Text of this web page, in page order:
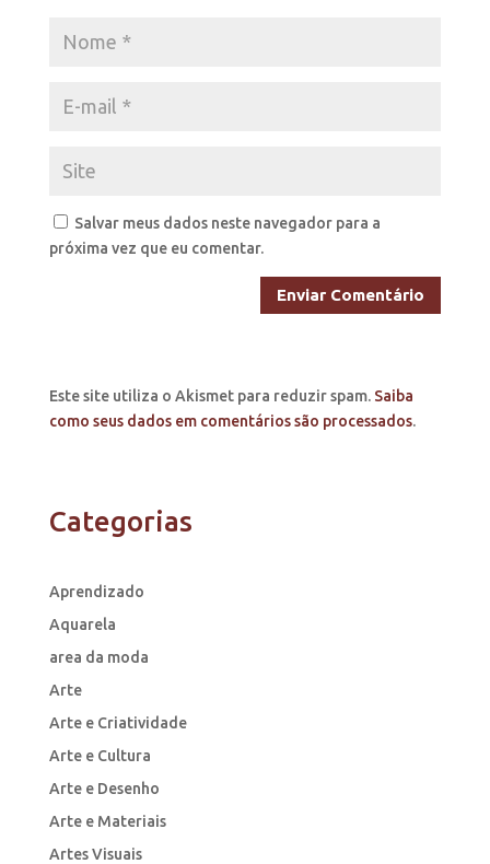
Salvar meus dados neste navegador para a
próxima vez que eu comentar.
Este site utiliza o Akismet para reduzir spam. Saiba
como seus dados em comentários são processados.
Categorias
Aprendizado
Aquarela
area da moda
Arte
Arte e Criatividade
Arte e Cultura
Arte e Desenho
Arte e Materiais
Artes Visuais